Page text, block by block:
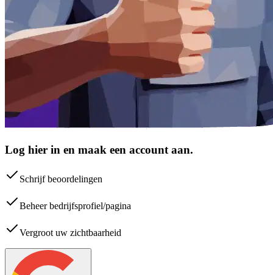
Log hier in en maak een account aan.
Schrijf beoordelingen
Beheer bedrijfsprofiel/pagina
Vergroot uw zichtbaarheid